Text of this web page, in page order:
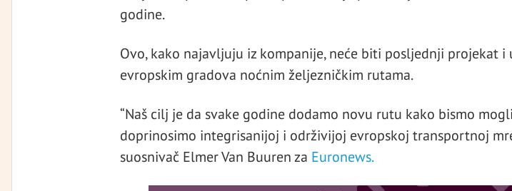
godine.
Ovo, kako najavljuju iz kompanije, neće biti posljednji projekat i
evropskim gradova noćnim željezničkim rutama.
“Naš cilj je da svake godine dodamo novu rutu kako bismo
doprinosimo integrisanijoj i održivijoj evropskoj transportnoj
suosnivač Elmer Van Buuren za Euronews.